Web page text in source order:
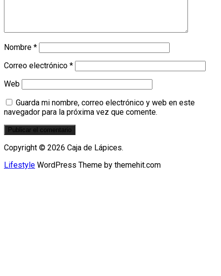
Nombre *
Correo electrónico *
Web
Guarda mi nombre, correo electrónico y web en este
navegador para la próxima vez que comente.
Copyright © 2026 Caja de Lápices.
Lifestyle WordPress Theme by themehit.com